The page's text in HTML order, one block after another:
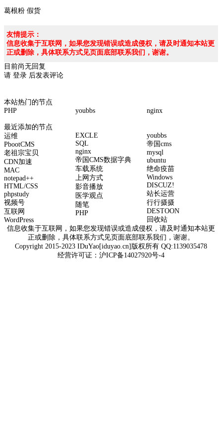
葛根粉 假货
友情提示：
信息收集于互联网，如果您发现错误或造成侵权，请及时通知本站更
正或删除，具体联系方式见页面底部联系我们，谢谢。
目前尚无回复
请 登录 后发表评论
本站热门的节点
PHP
youbbs nginx
最近添加的节点
运维
PbootCMS
老祖宗宝贝
CDN加速
MAC
notepad++
HTML/CSS
phpstudy
视频号
互联网
WordPress
EXCLE
SQL
nginx
帝国CMS数据字典
车载系统
上网方式
影音播放
医学观点
随笔
PHP
youbbs
帝国cms
mysql
ubuntu
绝命疫苗
Windows
DISCUZ!
站长运营
行行摄摄
DESTOON
回收站
信息收集于互联网，如果您发现错误或造成侵权，请及时通知本站更
正或删除，具体联系方式见页面底部联系我们，谢谢。
Copyright 2015-2023 IDuYao[iduyao.cn]版权所有 QQ:1139035478
经营许可证： 沪ICP备14027920号-4